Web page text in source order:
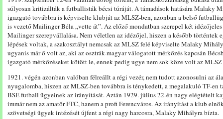
súlyosan kritizálták a futballisták bécsi túráját. A támadások hatására Malaky
igazgató továbbra is képviselte klubját az MLSZ-ben, azonban a belső
is vezető Mailinger Béla „vette át”. Az előző mondatban szerepel két
Mailinger szerepvállalása. Nem véletlen az idézőjel, hiszen a később történtek
lépések voltak, a szakosztályt nemcsak az MLSZ felé képviselte Malaky
ugyanis már ő volt az, aki az osztrák-magyar válogatott mérkőzés kapcsán
igazgató mérkőzéseket kötött le, ennek pedig ugye nem sok köze volt az
1921. végén azonban valóban félreállt a régi vezér, nem tudott azonosulni az
nyugalomba, hiszen az MLSZ-ben továbbra is ténykedett, a megalakuló TF-
BSE futball ügyeinek az irányítását. Aztán 1929. július 22-én nagy elégtételt
immár nem az amatőr FTC, hanem a profi Ferencváros. Az irányítást a klub
szövetségi ügyek intézését újfent a régi nagy harcosra, Malaky Mihályra bízta.